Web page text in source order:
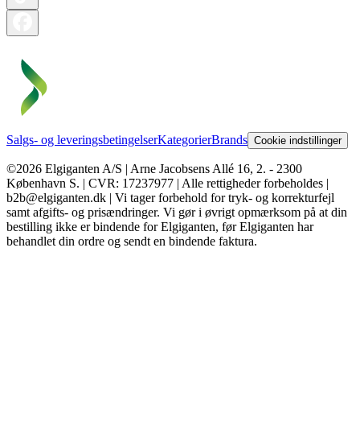
Salgs- og leveringsbetingelserKategorierBrands Cookie indstillinger
©2026 Elgiganten A/S | Arne Jacobsens Allé 16, 2. - 2300
København S. | CVR: 17237977 | Alle rettigheder forbeholdes |
b2b@elgiganten.dk | Vi tager forbehold for tryk- og korrekturfejl
samt afgifts- og prisændringer. Vi gør i øvrigt opmærksom på at din
bestilling ikke er bindende for Elgiganten, før Elgiganten har
behandlet din ordre og sendt en bindende faktura.